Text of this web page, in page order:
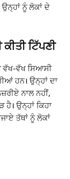
ਉਨ੍ਹਾਂ ਨੂੰ ਲੋਕਾਂ ਦੇ
ਟਿੱਪਣੀ
ਵੱਖ ਸਿਆਸੀ
ਹਨ। ਉਨ੍ਹਾਂ ਦਾ
ਨਾਲ ਨਹੀਂ,
ਉਨ੍ਹਾਂ ਕਿਹਾ
ਤੱਥਾਂ ਨੂੰ ਲੋਕਾਂ